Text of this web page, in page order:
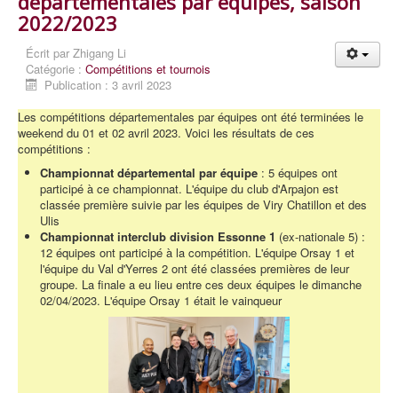
2022/2023
Écrit par Zhigang Li
Catégorie : Compétitions et tournois
Publication : 3 avril 2023
Les compétitions départementales par équipes ont été terminées le
weekend du 01 et 02 avril 2023. Voici les résultats de ces
compétitions :
Championnat départemental par équipe : 5 équipes ont
participé à ce championnat. L'équipe du club d'Arpajon est
classée première suivie par les équipes de Viry Chatillon et des
Ulis
Championnat interclub division Essonne 1 (ex-nationale 5) :
12 équipes ont participé à la compétition. L'équipe Orsay 1 et
l'équipe du Val d'Yerres 2 ont été classées premières de leur
groupe. La finale a eu lieu entre ces deux équipes le dimanche
02/04/2023. L'équipe Orsay 1 était le vainqueur